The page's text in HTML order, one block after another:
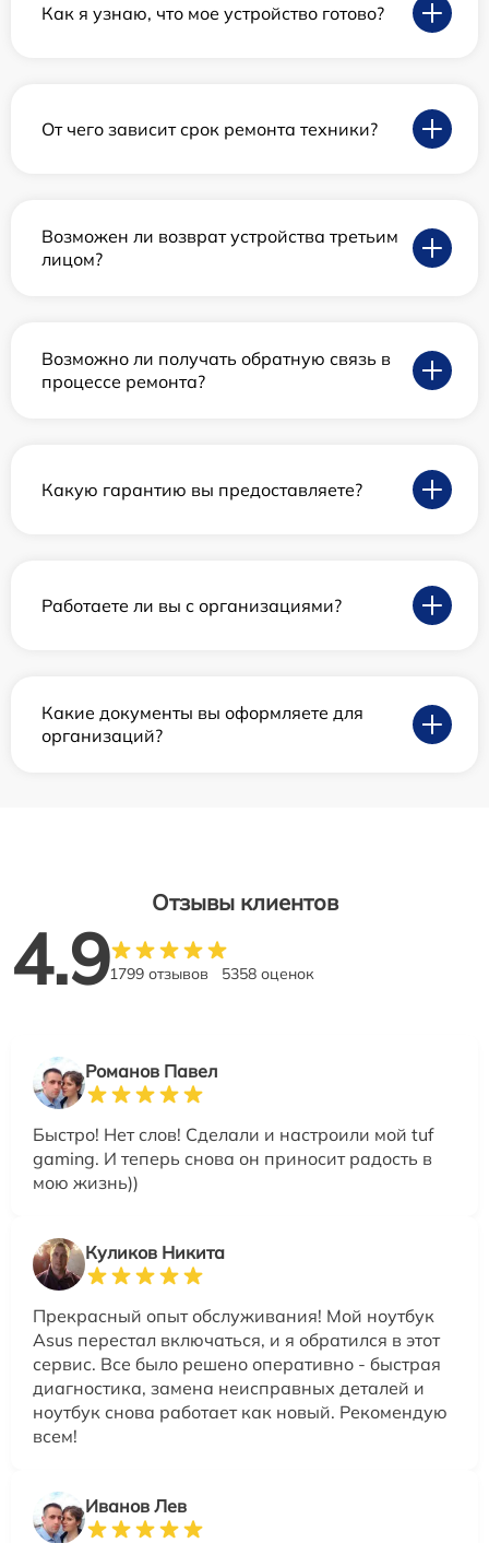
Как я узнаю, что мое устройство готово?
От чего зависит срок ремонта техники?
Возможен ли возврат устройства третьим
лицом?
Возможно ли получать обратную связь в
процессе ремонта?
Какую гарантию вы предоставляете?
Работаете ли вы с организациями?
Какие документы вы оформляете для
организаций?
Отзывы клиентов
4.91799 отзывов 5358 оценок
Романов Павел
Быстро! Нет слов! Сделали и настроили мой tuf
gaming. И теперь снова он приносит радость в
мою жизнь))
Куликов Никита
Прекрасный опыт обслуживания! Мой ноутбук
Asus перестал включаться, и я обратился в этот
сервис. Все было решено оперативно - быстрая
диагностика, замена неисправных деталей и
ноутбук снова работает как новый. Рекомендую
всем!
Иванов Лев